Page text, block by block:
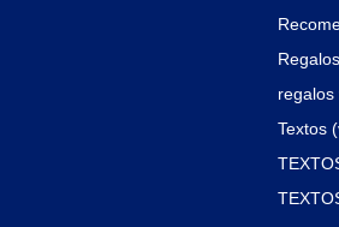
regalos
Textos